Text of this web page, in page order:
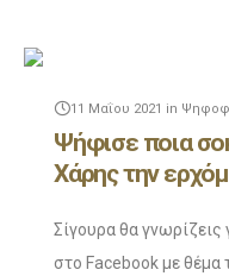
11 Μαΐου 2021 in
Ψήφισε ποια
Χάρης την
Σίγουρα θα γνωρίζεις
στο Facebook με θέμα